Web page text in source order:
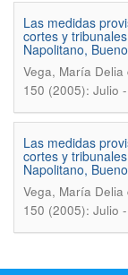
Las medidas
cortes y
Napolitano,
Vega, María Delia
150 (2005): Julio
Las medidas
cortes y
Napolitano,
Vega, María Delia
150 (2005): Julio